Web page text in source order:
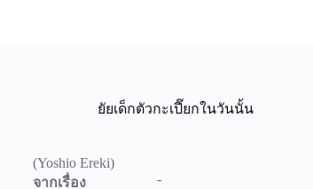
ยัยเด็กตัวกะเปี๊ยกในวันนั้น
(Yoshio Ereki)
จากเรื่อง
-